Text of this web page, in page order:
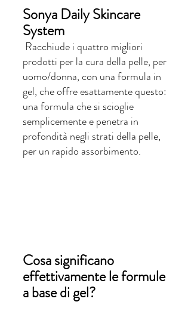
Sonya Daily Skincare
System
prodotti per la cura della pelle, per
uomo/donna, con una formula in
gel, che offre esattamente questo:
una formula che si scioglie
semplicemente e penetra in
profondità negli strati della pelle,
per un rapido assorbimento.
Cosa significano
effettivamente le formule
a base di gel?